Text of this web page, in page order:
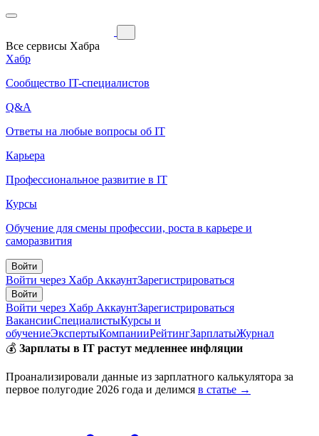
Все сервисы Хабра
Хабр
Сообщество IT-специалистов
Q&A
Ответы на любые вопросы об IT
Карьера
Профессиональное развитие в IT
Курсы
Обучение для смены профессии, роста в карьере и
саморазвития
Войти
Войти через Хабр АккаунтЗарегистрироваться
Войти
Войти через Хабр АккаунтЗарегистрироваться
ВакансииСпециалистыКурсы и
обучениеЭкспертыКомпанииРейтингЗарплатыЖурнал
💰 Зарплаты в IT растут медленнее инфляции
Проанализировали данные из зарплатного калькулятора за
первое полугодие 2026 года и делимся в статье →